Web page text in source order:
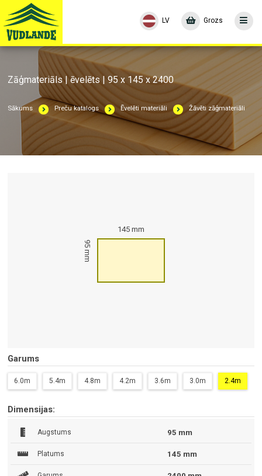
Grozs
LV
Zāģmateriāls | ēvelēts | 95 x 145 x 2400
Sākums Preču katalogs Ēvelēti materiāli Žāvēti zāģmateriāli
145 mm
95 mm
Garums
6.0m 5.4m 4.8m 4.2m 3.6m 3.0m 2.4m
Dimensijas:
Augstums 95 mm
Platums 145 mm